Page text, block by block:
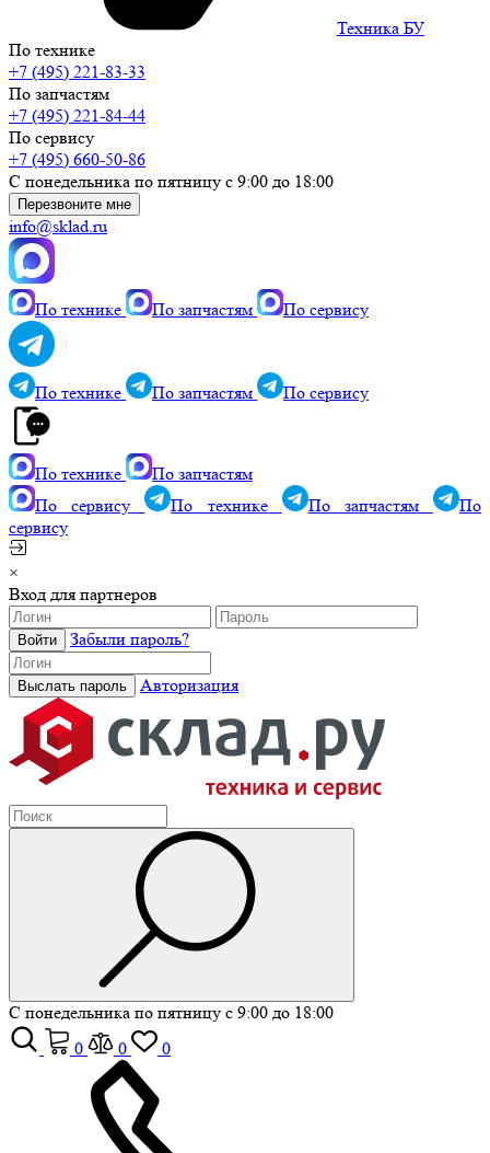
Техника БУ
По технике
+7 (495) 221-83-33
По запчастям
+7 (495) 221-84-44
По сервису
+7 (495) 660-50-86
С понедельника по пятницу с 9:00 до 18:00
Перезвоните мне
info@sklad.ru
По технике По запчастям По сервису
По технике По запчастям По сервису
По технике
По запчастям
По сервису
По технике По запчастям
По
сервису
×
Вход для партнеров
Забыли пароль?
Авторизация
С понедельника по пятницу с 9:00 до 18:00
0
0 0